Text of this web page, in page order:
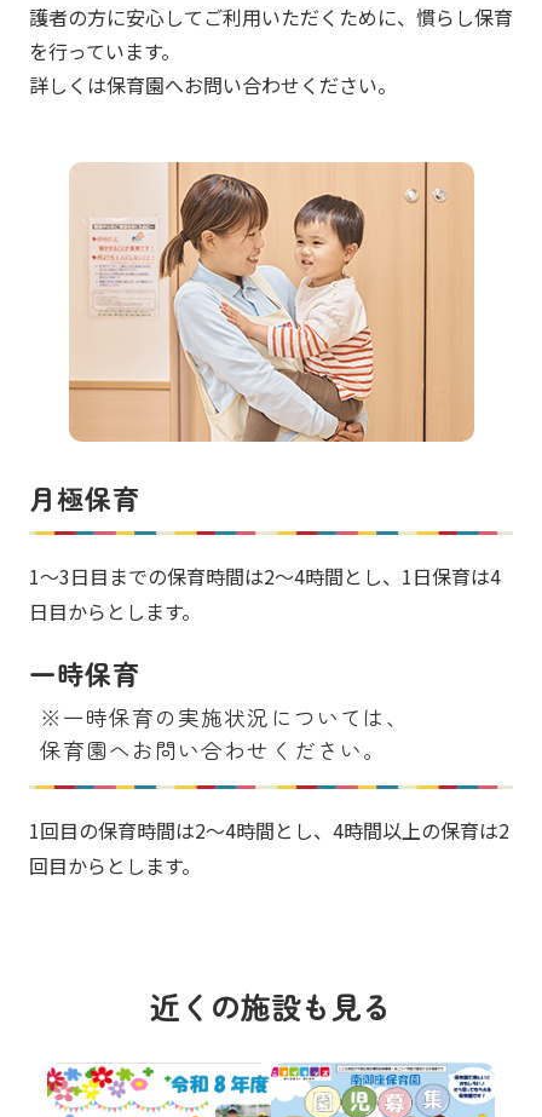
護者の方に安心してご利用いただくために、慣らし保育
を行っています。
詳しくは保育園へお問い合わせください。
月極保育
1～3日目までの保育時間は2～4時間とし、1日保育は4
日目からとします。
一時保育
※一時保育の実施状況については、
保育園へお問い合わせください。
1回目の保育時間は2～4時間とし、4時間以上の保育は2
回目からとします。
近くの施設も見る